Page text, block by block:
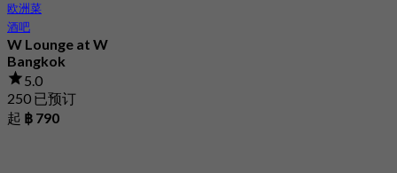
欧洲菜
酒吧
W Lounge at W
Bangkok
5.0
250 已预订
起 ฿ 790